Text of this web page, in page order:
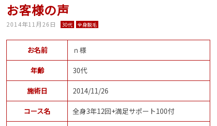
お客様の声
2014年11月26日 30代 全身脱毛
お名前 ｎ様
年齢 30代
施術日 2014/11/26
コース名 全身3年12回+満足サポート100付